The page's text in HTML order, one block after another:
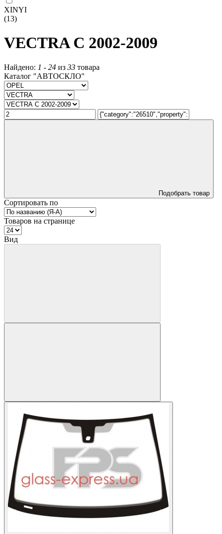
XINYI
(13)
VECTRA C 2002-2009
Найдено: 1 - 24 из 33 товара
Каталог "АВТОСКЛО"
Подобрать товар
Сортировать по
Товаров на странице
Вид